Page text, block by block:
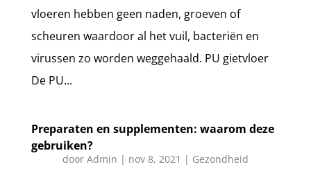
vloeren hebben geen naden, groeven of
scheuren waardoor al het vuil, bacteriën en
virussen zo worden weggehaald. PU gietvloer
De PU...
Preparaten en supplementen: waarom deze
gebruiken?
door Admin | nov 8, 2021 | Gezondheid